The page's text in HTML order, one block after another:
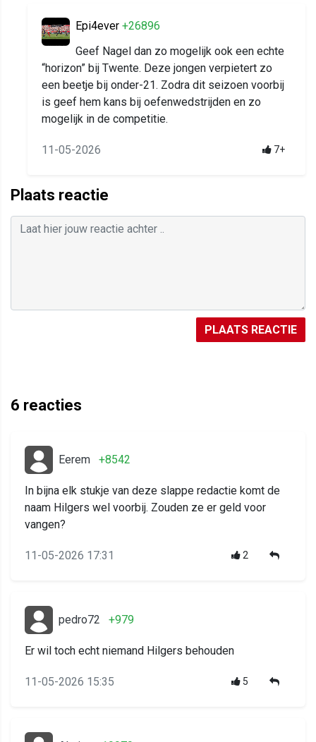
Epi4ever +26896
Geef Nagel dan zo mogelijk ook een echte
“horizon” bij Twente. Deze jongen verpietert zo
een beetje bij onder-21. Zodra dit seizoen voorbij
is geef hem kans bij oefenwedstrijden en zo
mogelijk in de competitie.
11-05-2026 7+
Plaats reactie
PLAATS REACTIE
6 reacties
Eerem +8542
In bijna elk stukje van deze slappe redactie komt de
naam Hilgers wel voorbij. Zouden ze er geld voor
vangen?
11-05-2026 17:31 2
pedro72 +979
Er wil toch echt niemand Hilgers behouden
11-05-2026 15:35 5